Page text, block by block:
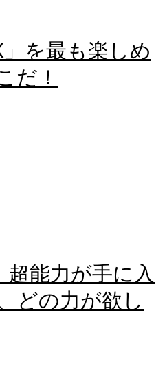
」を最も楽しめ
だ！
超能力が手に入
どの力が欲し